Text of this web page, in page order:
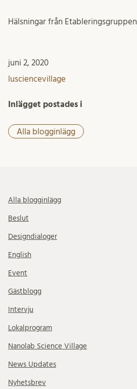
Hälsningar från Etableringsgruppen
juni 2, 2020
lusciencevillage
Inlägget postades i
Alla blogginlägg
Alla blogginlägg
Beslut
Designdialoger
English
Event
Gästblogg
Intervju
Lokalprogram
Nanolab Science Village
News Updates
Nyhetsbrev